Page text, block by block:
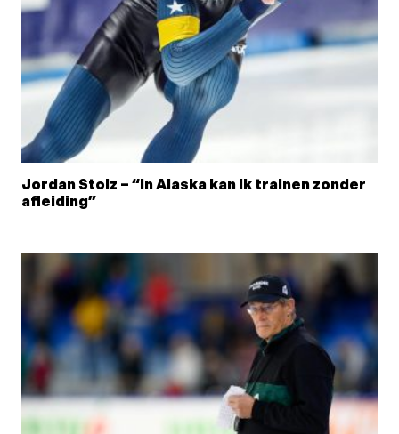
Jordan Stolz – “In Alaska kan ik trainen zonder
afleiding”